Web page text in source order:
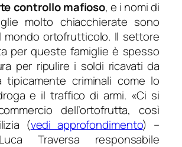
controllo mafioso, e i nomi di
molto chiacchierate sono
mondo ortofrutticolo. Il settore
per queste famiglie è spesso
per ripulire i soldi ricavati da
tipicamente criminali come lo
e il traffico di armi. «Ci si
dell’ortofrutta, così
(vedi approfondimento) –
Traversa responsabile